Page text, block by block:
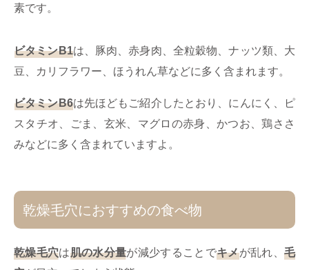
素です。
ビタミンB1は、豚肉、赤身肉、全粒穀物、ナッツ類、大
豆、カリフラワー、ほうれん草などに多く含まれます。
ビタミンB6は先ほどもご紹介したとおり、にんにく、ピ
スタチオ、ごま、玄米、マグロの赤身、かつお、鶏ささ
みなどに多く含まれていますよ。
乾燥毛穴におすすめの食べ物
乾燥毛穴は肌の水分量が減少することでキメが乱れ、毛